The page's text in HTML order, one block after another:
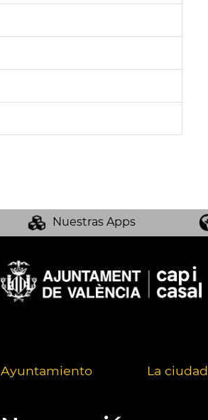
Nuestras Apps
Ayuntamiento La ciudad